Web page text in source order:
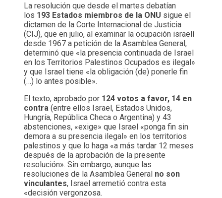
La resolución que desde el martes debatían
los 193 Estados miembros de la ONU sigue el
dictamen de la Corte Internacional de Justicia
(CIJ), que en julio, al examinar la ocupación israelí
desde 1967 a petición de la Asamblea General,
determinó que «la presencia continuada de Israel
en los Territorios Palestinos Ocupados es ilegal»
y que Israel tiene «la obligación (de) ponerle fin
(…) lo antes posible».
El texto, aprobado por 124 votos a favor, 14 en
contra (entre ellos Israel, Estados Unidos,
Hungría, República Checa o Argentina) y 43
abstenciones, «exige» que Israel «ponga fin sin
demora a su presencia ilegal» en los territorios
palestinos y que lo haga «a más tardar 12 meses
después de la aprobación de la presente
resolución». Sin embargo, aunque las
resoluciones de la Asamblea General no son
vinculantes, Israel arremetió contra esta
«decisión vergonzosa.